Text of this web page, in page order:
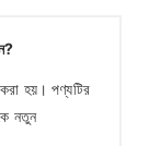
হয়। পণ্যটির
নতুন